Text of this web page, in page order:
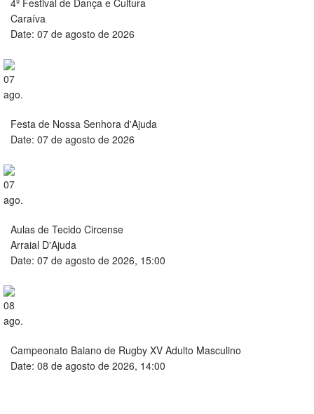
Caraíva
Date: 07 de agosto de 2026
07
ago.
Festa de Nossa Senhora d'Ajuda
Date: 07 de agosto de 2026
07
ago.
Aulas de Tecido Circense
Arraial D'Ajuda
Date: 07 de agosto de 2026, 15:00
08
ago.
Campeonato Baiano de Rugby XV Adulto Masculino
Date: 08 de agosto de 2026, 14:00